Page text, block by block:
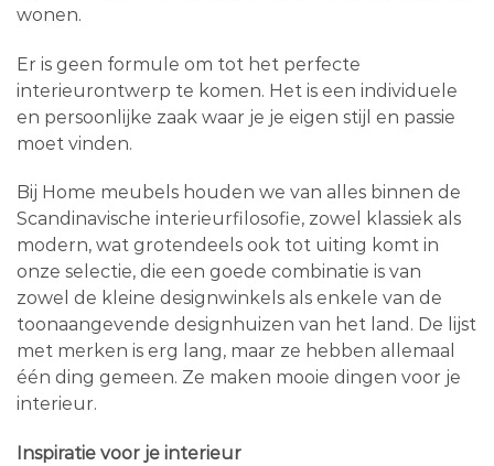
wonen.
Er is geen formule om tot het perfecte
interieurontwerp te komen. Het is een individuele
en persoonlijke zaak waar je je eigen stijl en passie
moet vinden.
Bij Home meubels houden we van alles binnen de
Scandinavische interieurfilosofie, zowel klassiek als
modern, wat grotendeels ook tot uiting komt in
onze selectie, die een goede combinatie is van
zowel de kleine designwinkels als enkele van de
toonaangevende designhuizen van het land. De lijst
met merken is erg lang, maar ze hebben allemaal
één ding gemeen. Ze maken mooie dingen voor je
interieur.
Inspiratie voor je interieur